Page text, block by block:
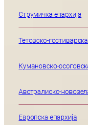
Струмичка епархија
Тетовско-
Кумановско-
Австралиско-
Европска епархија